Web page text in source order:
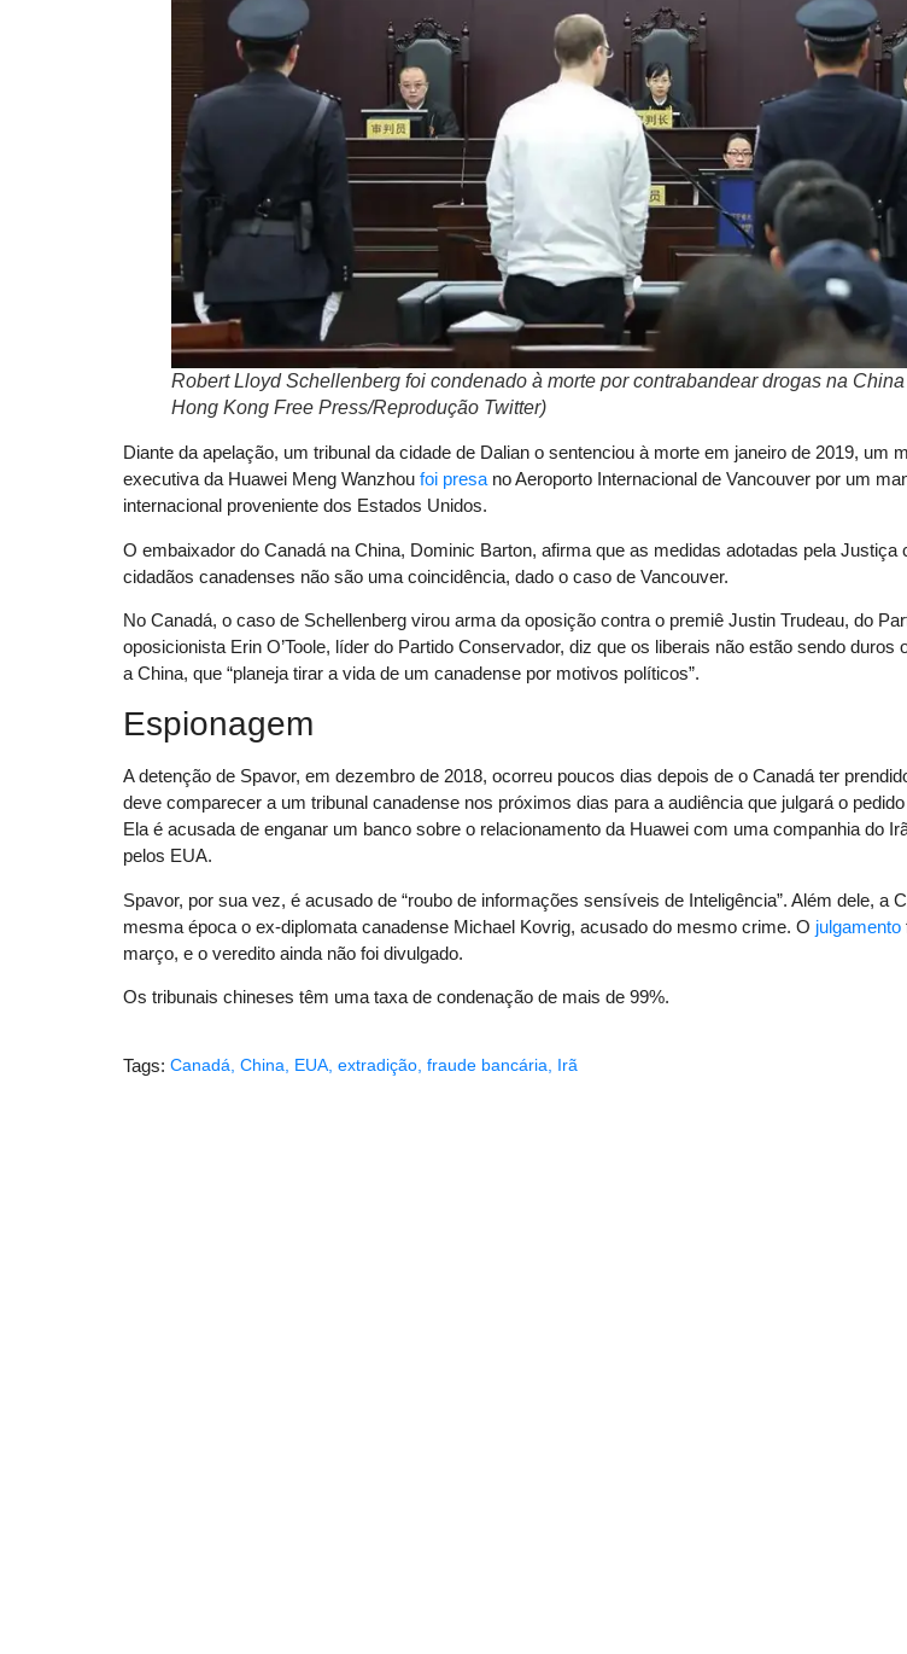
Robert Lloyd Schellenberg foi condenado à morte por contrabandear drogas na
Hong Kong Free Press/Reprodução Twitter)
Diante da apelação, um tribunal da cidade de Dalian o sentenciou à morte em janeiro de 2019, um
executiva da Huawei Meng Wanzhou foi presa no Aeroporto Internacional de Vancouver por um
internacional proveniente dos Estados Unidos.
O embaixador do Canadá na China, Dominic Barton, afirma que as medidas adotadas pela Justiça
cidadãos canadenses não são uma coincidência, dado o caso de Vancouver.
No Canadá, o caso de Schellenberg virou arma da oposição contra o premiê Justin Trudeau, do
oposicionista Erin O’Toole, líder do Partido Conservador, diz que os liberais não estão sendo duros
a China, que “planeja tirar a vida de um canadense por motivos políticos”.
Espionagem
A detenção de Spavor, em dezembro de 2018, ocorreu poucos dias depois de o Canadá ter
deve comparecer a um tribunal canadense nos próximos dias para a audiência que julgará o
Ela é acusada de enganar um banco sobre o relacionamento da Huawei com uma companhia do
pelos EUA.
Spavor, por sua vez, é acusado de “roubo de informações sensíveis de Inteligência”. Além dele, a
mesma época o ex-diplomata canadense Michael Kovrig, acusado do mesmo crime. O julgamento
março, e o veredito ainda não foi divulgado.
Os tribunais chineses têm uma taxa de condenação de mais de 99%.
Tags: Canadá China EUA extradição fraude bancária Irã